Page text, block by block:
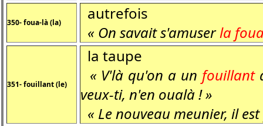
350- foua-là (la)
autrefois
« On savait s'amuserla
351- fouillant (le)
la taupe
« V'là qu'on a un fouillant
veux-ti, n'en oualà ! »
« Le nouveau meunier, il